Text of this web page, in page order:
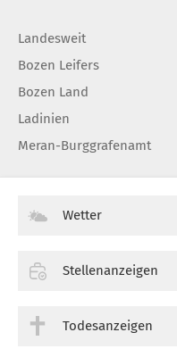
Landesweit
Bozen Leifers
Bozen Land
Ladinien
Meran-Burggrafenamt
Wetter
Stellenanzeigen
Todesanzeigen